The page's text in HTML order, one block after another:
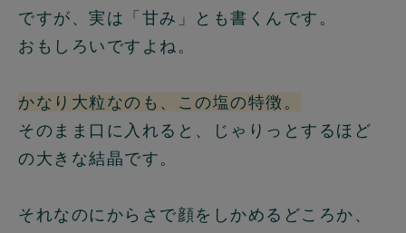
ですが、実は「甘み」とも書くんです。
おもしろいですよね。
かなり大粒なのも、この塩の特徴。
そのまま口に入れると、じゃりっとするほど
の大きな結晶です。
それなのにからさで顔をしかめるどころか、